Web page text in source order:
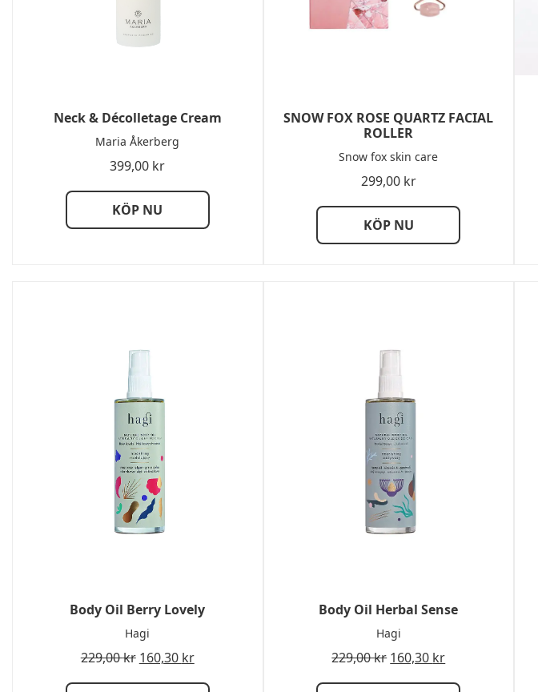
Neck & Décolletage Cream
Maria Åkerberg
399,00 kr
KÖP NU
SNOW FOX ROSE QUARTZ FACIAL
ROLLER
Snow fox skin care
299,00 kr
KÖP NU
Body Oil Berry Lovely
Hagi
229,00kr 160,30 kr
Body Oil Herbal Sense
Hagi
229,00kr 160,30 kr